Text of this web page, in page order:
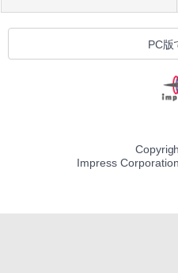
PC版
Impress